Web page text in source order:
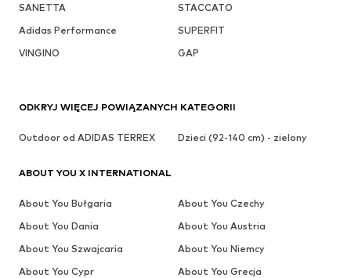
SANETTA
STACCATO
Adidas Performance
SUPERFIT
VINGINO
GAP
ODKRYJ WIĘCEJ POWIĄZANYCH KATEGORII
Outdoor od ADIDAS TERREX Dzieci (92-140 cm) - zielony
ABOUT YOU X INTERNATIONAL
About You Bułgaria
About You Czechy
About You Dania
About You Austria
About You Szwajcaria
About You Niemcy
About You Cypr
About You Grecja